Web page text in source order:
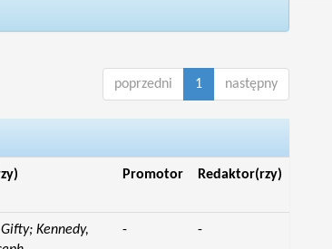
poprzedni 1 następny
Promotor Redaktor(rzy)
Kennedy,
- -